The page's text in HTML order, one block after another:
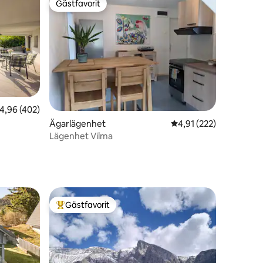
av 5 i genomsnittligt betyg, 402 omdömen
4,96 (402)
Gästfavorit
Gästfavorit
Ägarlägenhet 4,91 av 5 i
4,91 (222)
Lägenhet Vilma
Populär gästfavorit
Gästfavorit